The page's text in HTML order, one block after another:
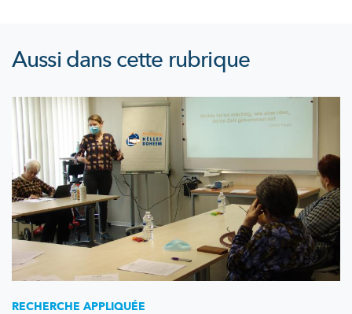
Aussi dans cette rubrique
RECHERCHE APPLIQUÉE